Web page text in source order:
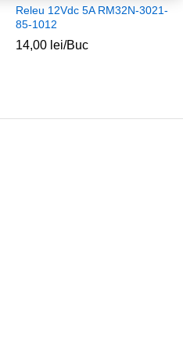
Releu 12Vdc 5A RM32N-3021-
85-1012
14,00 lei/Buc